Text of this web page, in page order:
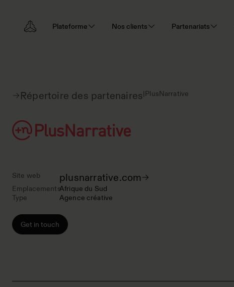
Plateforme Nos clients Partenariats
Répertoire des partenaires|PlusNarrative
Site web plusnarrative.com
EmplacementsAfrique du Sud
Type
Agence créative
Get in touch